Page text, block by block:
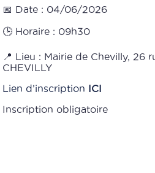
📅 Date : 04/06/2026
🕒 Horaire : 09h30
📍 Lieu : Mairie de Chevilly, 26
CHEVILLY
Lien d’inscription ICI
Inscription obligatoire